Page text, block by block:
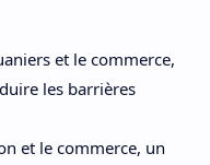
et le commerce,
les barrières
et le commerce, un